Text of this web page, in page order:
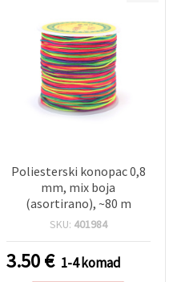
Poliesterski konopac 0,8
mm, mix boja
(asortirano), ~80 m
SKU: 401984
3.50€ 1-4 komad